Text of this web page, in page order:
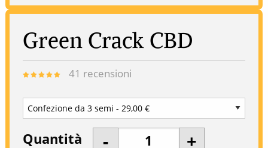
Green Crack CBD
41 recensioni
Quantità